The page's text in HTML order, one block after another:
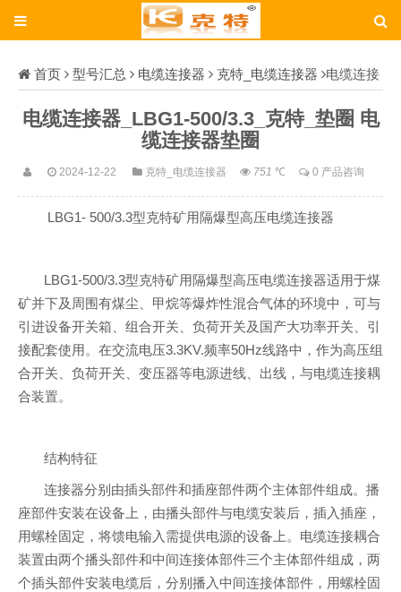
首页 型号汇总 电缆连接器 克特_电缆连接器 电缆连接
器_LBG1-500/3.3_克特_垫圈
电缆连接器_LBG1-500/3.3_克特_垫圈 电
缆连接器垫圈
2024-12-22 克特_电缆连接器 751 ℃ 0 产品咨询
LBG1- 500/3.3型克特矿用隔爆型高压电缆连接器
LBG1-500/3.3型克特矿用隔爆型高压电缆连接器适用于煤
矿并下及周围有煤尘、甲烷等爆炸性混合气体的环境中，可与
引进设备开关箱、组合开关、负荷开关及国产大功率开关、引
接配套使用。在交流电压3.3KV.频率50Hz线路中，作为高压组
合开关、负荷开关、变压器等电源进线、出线，与电缆连接耦
合装置。
结构特征
连接器分别由插头部件和插座部件两个主体部件组成。播
座部件安装在设备上，由播头部件与电缆安装后，插入插座，
用螺栓固定，将馈电输入需提供电源的设备上。电缆连接耦合
装置由两个播头部件和中间连接体部件三个主体部件组成，两
个插头部件安装电缆后，分别播入中间连接体部件，用螺栓固